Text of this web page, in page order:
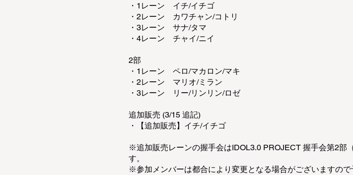
・1レーン イチ/イチゴ
・2レーン カワチャン/コトリ
・3レーン サナ/タマ
・4レーン チャイ/ニイ
2部
・1レーン ペロ/マカロン/マキ
・2レーン マリオ/ミラン
・3レーン リー/リンリン/ロゼ
追加販売 (3/15 追記)
・【追加販売】イチ/イチゴ
※追加販売レーンの握手会はIDOL3.0 PROJECT 握手会第2部
す。
※参加メンバーは都合により変更となる場合がございますので